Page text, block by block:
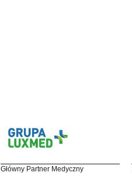
Główny Partner Medyczny